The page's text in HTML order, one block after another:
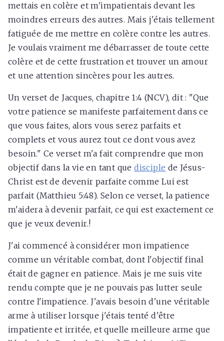
mettais en colère et m'impatientais devant les
moindres erreurs des autres. Mais j'étais tellement
fatiguée de me mettre en colère contre les autres.
Je voulais vraiment me débarrasser de toute cette
colère et de cette frustration et trouver un amour
et une attention sincères pour les autres.
Un verset de Jacques, chapitre 1:4 (NCV), dit : "Que
votre patience se manifeste parfaitement dans ce
que vous faites, alors vous serez parfaits et
complets et vous aurez tout ce dont vous avez
besoin." Ce verset m'a fait comprendre que mon
objectif dans la vie en tant quedisciple de Jésus-
Christ est de devenir parfaite comme Lui est
parfait (Matthieu 5:48). Selon ce verset, la patience
m'aidera à devenir parfait, ce qui est exactement ce
que je veux devenir.!
J'ai commencé à considérer mon impatience
comme un véritable combat, dont l'objectif final
était de gagner en patience. Mais je me suis vite
rendu compte que je ne pouvais pas lutter seule
contre l'impatience. J'avais besoin d'une véritable
arme à utiliser lorsque j'étais tenté d'être
impatiente et irritée, et quelle meilleure arme que